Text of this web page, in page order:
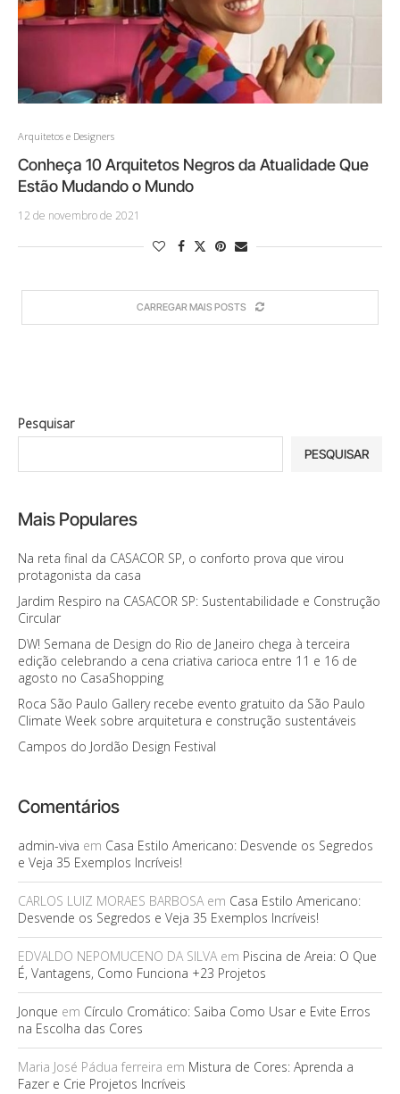
Arquitetos e Designers
Conheça 10 Arquitetos Negros da Atualidade Que
Estão Mudando o Mundo
12 de novembro de 2021
CARREGAR MAIS POSTS
Pesquisar
PESQUISAR
Mais Populares
Na reta final da CASACOR SP, o conforto prova que virou
protagonista da casa
Jardim Respiro na CASACOR SP: Sustentabilidade e Construção
Circular
DW! Semana de Design do Rio de Janeiro chega à terceira
edição celebrando a cena criativa carioca entre 11 e 16 de
agosto no CasaShopping
Roca São Paulo Gallery recebe evento gratuito da São Paulo
Climate Week sobre arquitetura e construção sustentáveis
Campos do Jordão Design Festival
Comentários
admin-viva em Casa Estilo Americano: Desvende os Segredos
e Veja 35 Exemplos Incríveis!
CARLOS LUIZ MORAES BARBOSAem Casa Estilo Americano:
Desvende os Segredos e Veja 35 Exemplos Incríveis!
EDVALDO NEPOMUCENO DA SILVAem Piscina de Areia: O Que
É, Vantagens, Como Funciona +23 Projetos
Jonque em Círculo Cromático: Saiba Como Usar e Evite Erros
na Escolha das Cores
Maria José Pádua ferreira em Mistura de Cores: Aprenda a
Fazer e Crie Projetos Incríveis